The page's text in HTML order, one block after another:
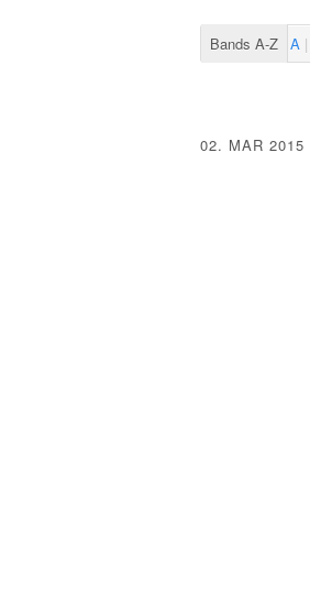
Bands A-Z A
02. MAR 2015